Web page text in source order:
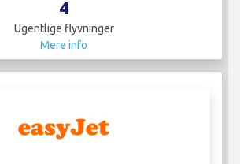
4
Ugentlige flyvninger
Mere info